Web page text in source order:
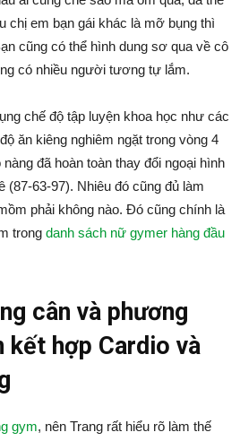
chị em bạn gái khác là mỡ bụng thì
cũng có thể hình dung sơ qua về cô
có nhiều người tương tự lắm.
chế độ tập luyện khoa học như các
ăn kiêng nghiêm ngặt trong vòng 4
đã hoàn toàn thay đổi ngoại hình
63-97). Nhiêu đó cũng đủ làm
phải không nào. Đó cũng chính là
trong danh sách nữ gymer hàng đầu
cân và phương
kết hợp Cardio và
gym, nên Trang rất hiểu rõ làm thế